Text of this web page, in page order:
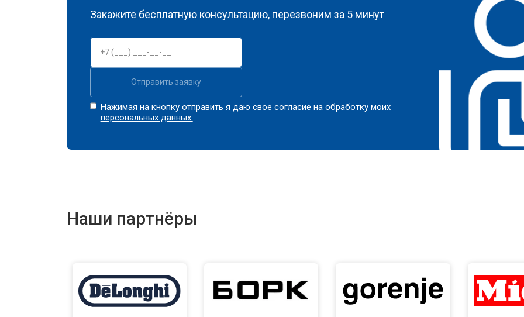
Закажите бесплатную консультацию, перезвоним за 5 минут
Отправить заявку
Нажимая на кнопку отправить я даю свое согласие на обработку моих
персональных данных.
Наши партнёры